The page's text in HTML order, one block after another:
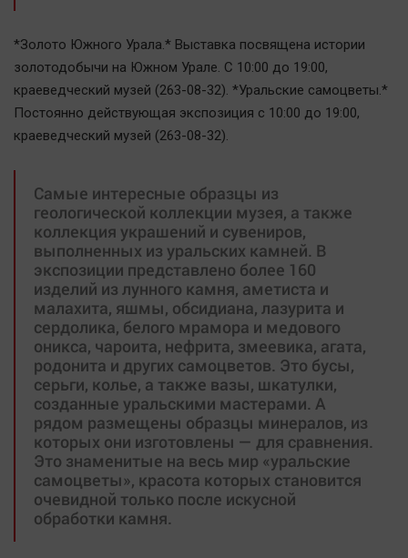
*Золото Южного Урала.* Выставка посвящена истории
золотодобычи на Южном Урале. С 10:00 до 19:00,
краеведческий музей (263-08-32). *Уральские самоцветы.*
Постоянно действующая экспозиция с 10:00 до 19:00,
краеведческий музей (263-08-32).
Самые интересные образцы из
геологической коллекции музея, а также
коллекция украшений и сувениров,
выполненных из уральских камней. В
экспозиции представлено более 160
изделий из лунного камня, аметиста и
малахита, яшмы, обсидиана, лазурита и
сердолика, белого мрамора и медового
оникса, чароита, нефрита, змеевика, агата,
родонита и других самоцветов. Это бусы,
серьги, колье, а также вазы, шкатулки,
созданные уральскими мастерами. А
рядом размещены образцы минералов, из
которых они изготовлены — для сравнения.
Это знаменитые на весь мир «уральские
самоцветы», красота которых становится
очевидной только после искусной
обработки камня.